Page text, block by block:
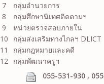
7
กลุ่มอำนวยการ
8
กลุ่มศึกษานิเทศติดตามฯ
9
หน่วยตรวจสอบภายใน
10
กลุ่มส่งเสริมทางไกลฯ DLICT
11
กลุ่มกฎหมายและคดี
12 กลุ่มพัฒนาครูฯ
055-531-930 ,